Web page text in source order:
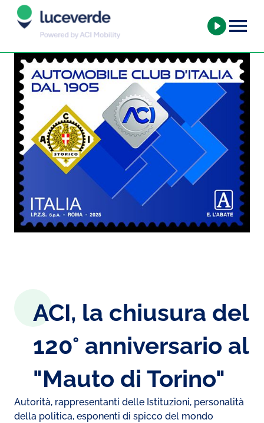
ACI, la chiusura del
120° anniversario al
"Mauto di Torino"
Autorità, rappresentanti delle Istituzioni, personalità
della politica, esponenti di spicco del mondo